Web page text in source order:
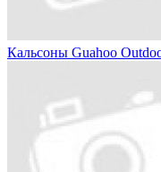
Кальсоны Guahoo